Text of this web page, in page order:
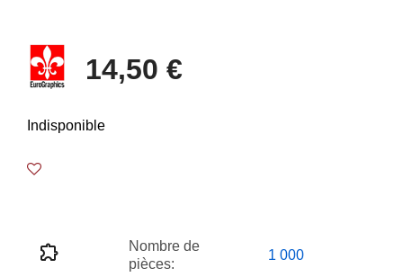
14,50 €
Indisponible
Nombre de
pièces:
1 000